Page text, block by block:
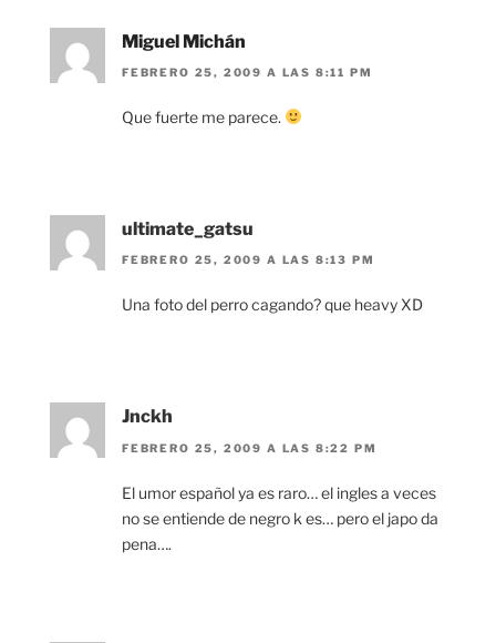
Miguel Michán
FEBRERO 25, 2009 A LAS 8:11 PM
Que fuerte me parece.
ultimate_gatsu
FEBRERO 25, 2009 A LAS 8:13 PM
Una foto del perro cagando? que heavy XD
Jnckh
FEBRERO 25, 2009 A LAS 8:22 PM
El umor español ya es raro… el ingles a veces
no se entiende de negro k es… pero el japo da
pena….